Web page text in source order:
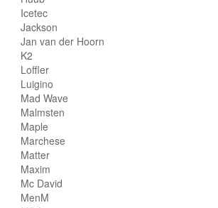
Icetec
Jackson
Jan van der Hoorn
K2
Loffler
Luigino
Mad Wave
Malmsten
Maple
Marchese
Matter
Maxim
Mc David
MenM